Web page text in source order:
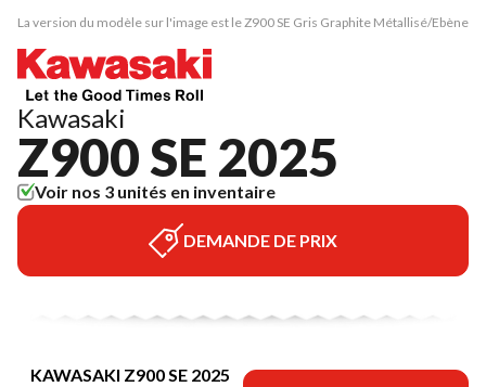
La version du modèle sur l'image est le Z900 SE Gris Graphite Métallisé/Ebène
Kawasaki
Z900 SE 2025
Voir nos 3 unités en inventaire
DEMANDE DE PRIX
KAWASAKI Z900 SE 2025